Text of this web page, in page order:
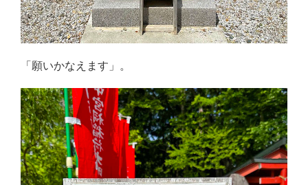
「願いかなえます」。